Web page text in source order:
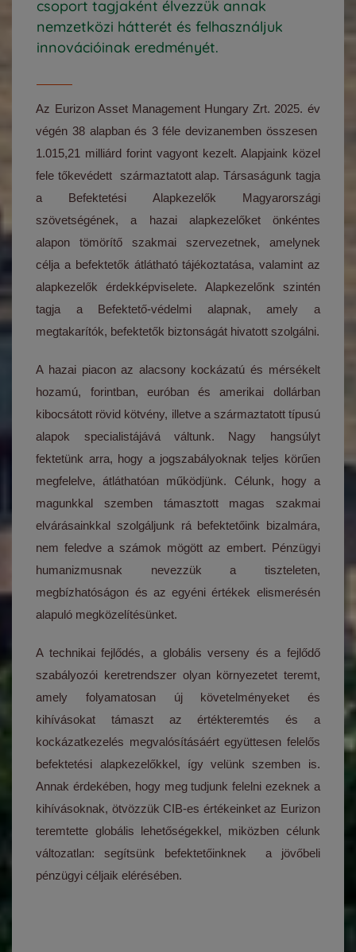
csoport tagjaként élvezzük annak
nemzetközi hátterét és felhasználjuk
innovációinak eredményét.
Az Eurizon Asset Management Hungary Zrt. 2025. év
végén 38 alapban és 3 féle devizanemben összesen
1.015,21 milliárd forint vagyont kezelt. Alapjaink közel
fele tőkevédett származtatott alap. Társaságunk tagja
a Befektetési Alapkezelők Magyarországi
szövetségének, a hazai alapkezelőket önkéntes
alapon tömörítő szakmai szervezetnek, amelynek
célja a befektetők átlátható tájékoztatása, valamint az
alapkezelők érdekképviselete. Alapkezelőnk szintén
tagja a Befektető-védelmi alapnak, amely a
megtakarítók, befektetők biztonságát hivatott szolgálni.
A hazai piacon az alacsony kockázatú és mérsékelt
hozamú, forintban, euróban és amerikai dollárban
kibocsátott rövid kötvény, illetve a származtatott típusú
alapok specialistájává váltunk. Nagy hangsúlyt
fektetünk arra, hogy a jogszabályoknak teljes körűen
megfelelve, átláthatóan működjünk. Célunk, hogy a
magunkkal szemben támasztott magas szakmai
elvárásainkkal szolgáljunk rá befektetőink bizalmára,
nem feledve a számok mögött az embert. Pénzügyi
humanizmusnak nevezzük a tiszteleten,
megbízhatóságon és az egyéni értékek elismerésén
alapuló megközelítésünket.
A technikai fejlődés, a globális verseny és a fejlődő
szabályozói keretrendszer olyan környezetet teremt,
amely folyamatosan új követelményeket és
kihívásokat támaszt az értékteremtés és a
kockázatkezelés megvalósításáért együttesen felelős
befektetési alapkezelőkkel, így velünk szemben is.
Annak érdekében, hogy meg tudjunk felelni ezeknek a
kihívásoknak, ötvözzük CIB-es értékeinket az Eurizon
teremtette globális lehetőségekkel, miközben célunk
változatlan: segítsünk befektetőinknek a jövőbeli
pénzügyi céljaik elérésében.